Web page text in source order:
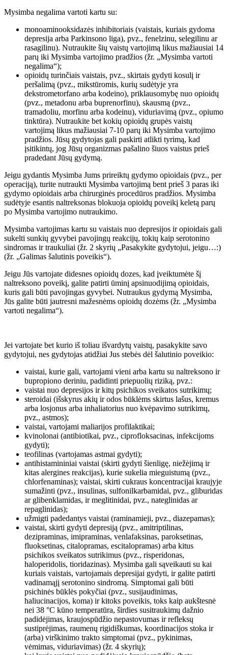
Mysimba negalima vartoti kartu su:
monoaminooksidazės inhibitoriais (vaistais, kuriais gydoma
depresija arba Parkinsono liga), pvz., fenelzinu, selegilinu ar
rasagilinu). Nutraukite šių vaistų vartojimą likus mažiausiai 14
parų iki Mysimba vartojimo pradžios (žr. „Mysimba vartoti
negalima“);
opioidų turinčiais vaistais, pvz., skirtais gydyti kosulį ir
peršalimą (pvz., mikstūromis, kurių sudėtyje yra
dekstrometorfano arba kodeino), priklausomybę nuo opioidų
(pvz., metadonu arba buprenorfinu), skausmą (pvz.,
tramadoliu, morfinu arba kodeinu), viduriavimą (pvz., opiumo
tinktūra). Nutraukite bet kokių opioidų grupės vaistų
vartojimą likus mažiausiai 7-10 parų iki Mysimba vartojimo
pradžios. Jūsų gydytojas gali paskirti atlikti tyrimą, kad
įsitikintų, jog Jūsų organizmas pašalino šiuos vaistus prieš
pradedant Jūsų gydymą.
Jeigu gydantis Mysimba Jums prireiktų gydymo opioidais (pvz., per
operaciją), turite nutraukti Mysimba vartojimą bent prieš 3 paras iki
gydymo opioidais arba chirurginės procedūros pradžios. Mysimba
sudėtyje esantis naltreksonas blokuoja opioidų poveikį keletą parų
po Mysimba vartojimo nutraukimo.
Mysimba vartojimas kartu su vaistais nuo depresijos ir opioidais gali
sukelti sunkių gyvybei pavojingų reakcijų, tokių kaip serotonino
sindromas ir traukuliai (žr. 2 skyrių „Pasakykite gydytojui, jeigu…:)
(žr. „Galimas šalutinis poveikis“).
Jeigu Jūs vartojate didesnes opioidų dozes, kad įveiktumėte šį
naltreksono poveikį, galite patirti ūminį apsinuodijimą opioidais,
kuris gali būti pavojingas gyvybei. Nutraukus gydymą Mysimba,
Jūs galite būti jautresni mažesnėms opioidų dozėms (žr. „Mysimba
vartoti negalima“).
Jei vartojate bet kurio iš toliau išvardytų vaistų, pasakykite savo
gydytojui, nes gydytojas atidžiai Jus stebės dėl šalutinio poveikio:
vaistai, kurie gali, vartojami vieni arba kartu su naltreksono ir
bupropiono deriniu, padidinti priepuolių riziką, pvz.:
vaistai nuo depresijos ir kitų psichikos sveikatos sutrikimų;
steroidai (išskyrus akių ir odos būklėms skirtus lašus, kremus
arba losjonus arba inhaliatorius nuo kvėpavimo sutrikimų,
pvz., astmos);
vaistai, vartojami maliarijos profilaktikai;
kvinolonai (antibiotikai, pvz., ciprofloksacinas, infekcijoms
gydyti);
teofilinas (vartojamas astmai gydyti);
antihistamininiai vaistai (skirti gydyti šienligę, niežėjimą ir
kitas alergines reakcijas), kurie sukelia mieguistumą (pvz.,
chlorfenaminas); vaistai, skirti cukraus koncentracijai kraujyje
sumažinti (pvz., insulinas, sulfonilkarbamidai, pvz., gliburidas
ar glibenklamidas, ir meglitinidai, pvz., nateglinidas ar
repaglinidas);
užmigti padedantys vaistai (raminamieji, pvz., diazepamas);
vaistai, skirti gydyti depresiją (pvz., amitriptilinas,
dezipraminas, imipraminas, venlafaksinas, paroksetinas,
fluoksetinas, citalopramas, escitalopramas) arba kitus
psichikos sveikatos sutrikimus (pvz., risperidonas,
haloperidolis, tioridazinas). Mysimba gali sąveikauti su kai
kuriais vaistais, vartojamais depresijai gydyti, ir galite patirti
vadinamąjį serotonino sindromą. Simptomai gali būti
psichinės būklės pokyčiai (pvz., susijaudinimas,
haliucinacijos, koma) ir kitoks poveikis, toks kaip aukštesnė
nei 38 °C kūno temperatūra, širdies susitraukimų dažnio
padidėjimas, kraujospūdžio nepastovumas ir refleksų
sustiprėjimas, raumenų rigidiškumas, koordinacijos stoka ir
(arba) virškinimo trakto simptomai (pvz., pykinimas,
vėmimas, viduriavimas) (žr. 4 skyrių);